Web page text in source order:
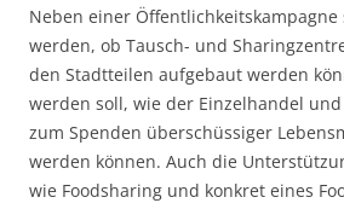
Neben einer
werden, ob Tausch- und
den Stadtteilen aufgebaut werden
werden soll, wie der Einzelhandel
zum Spenden überschüssiger
werden können. Auch die
wie Foodsharing und konkret eines